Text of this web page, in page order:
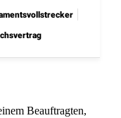
Beauftragten,